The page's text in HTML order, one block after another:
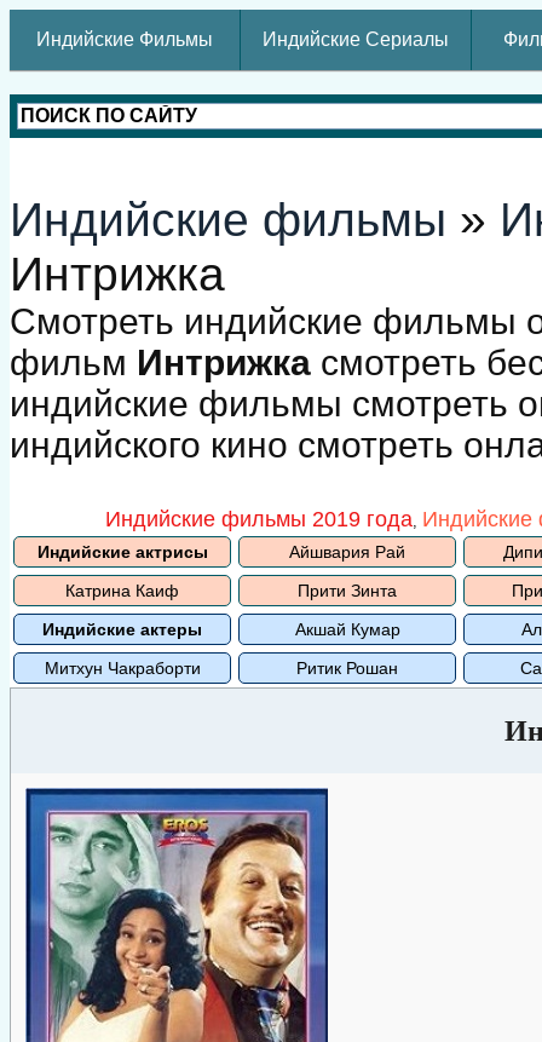
Индийские Фильмы Индийские Сериалы
Индийские фильмы »
Интрижка
Смотреть индийские фильмы
фильм Интрижка смотреть
индийские фильмы смотреть
индийского кино смотреть
Индийские фильмы 2019 года,
Индийские актрисы Айшвария Рай
Катрина Каиф
Прити Зинта
Индийские актеры
Акшай Кумар
Митхун Чакраборти
Ритик Рошан